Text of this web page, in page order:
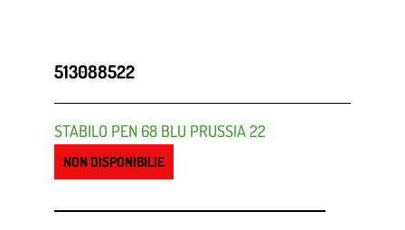
513088522
STABILO PEN 68 BLU PRUSSIA 22
NON DISPONIBILIE